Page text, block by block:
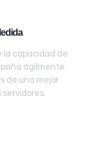
la capacidad de
ágilmente.
de una mejor
servidores.